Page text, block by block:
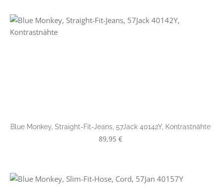
Blue Monkey, Straight-Fit-Jeans, 57Jack 40142Y, Kontrastnähte
Regulärer Preis:
89,95 €